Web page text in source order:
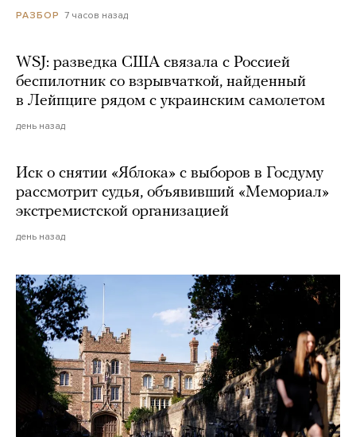
РАЗБОР 7 часов назад
WSJ: разведка США связала с Россией
беспилотник со взрывчаткой, найденный
в Лейпциге рядом с украинским самолетом
день назад
Иск о снятии «Яблока» с выборов в Госдуму
рассмотрит судья, объявивший «Мемориал»
экстремистской организацией
день назад